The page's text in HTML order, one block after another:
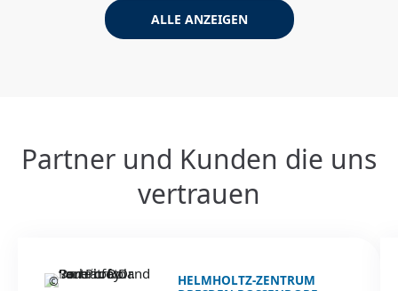
ALLE ANZEIGEN
Partner und Kunden die uns
vertrauen
©
HELMHOLTZ-ZENTRUM